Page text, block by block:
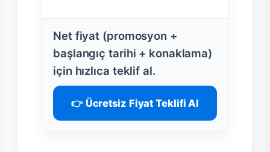
Net fiyat (promosyon +
başlangıç tarihi + konaklama)
için hızlıca teklif al.
👉 Ücretsiz Fiyat Teklifi Al